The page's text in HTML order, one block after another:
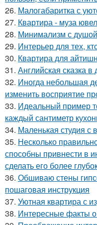
26. Малогабаритка с
27. Квартира - муза
28. Минимализм с
29. Интерьер для тех,
30. Квартира для
31. Английская сказка
32. Иногда небольшая
изменить восприятие
33. Идеальный пример
каждый сантиметр
34. Маленькая студия с
35. Несколько
способны привнести в
сделать его более
36. Обшиваю стены
пошаговая инструкция
37. Уютная квартира с
38. Интересные факты